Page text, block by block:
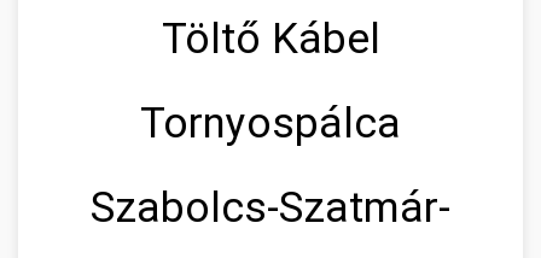
Töltő Kábel
Tornyospálca
Szabolcs-Szatmár-